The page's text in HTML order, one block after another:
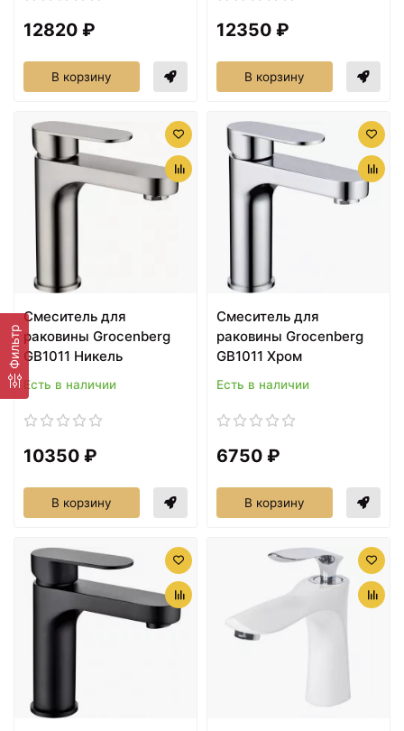
Фильтр
12820 ₽
В корзину
12350 ₽
В корзину
Cмеситель для
раковины Grocenberg
GB1011 Никель
Есть в наличии
10350 ₽
В корзину
Cмеситель для
раковины Grocenberg
GB1011 Хром
Есть в наличии
6750 ₽
В корзину